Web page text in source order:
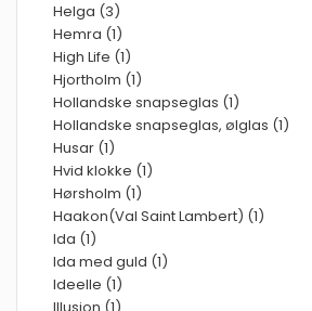
Helga (3)
Hemra (1)
High Life (1)
Hjortholm (1)
Hollandske snapseglas (1)
Hollandske snapseglas, ølglas (1)
Husar (1)
Hvid klokke (1)
Hørsholm (1)
Haakon(Val Saint Lambert) (1)
Ida (1)
Ida med guld (1)
Ideelle (1)